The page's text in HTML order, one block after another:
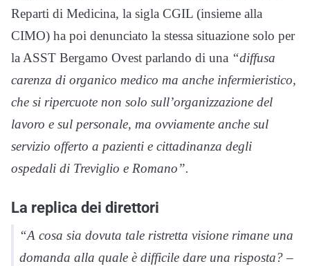
Reparti di Medicina, la sigla CGIL (insieme alla
CIMO) ha poi denunciato la stessa situazione solo per
la ASST Bergamo Ovest parlando di una “diffusa
carenza di organico medico ma anche infermieristico,
che si ripercuote non solo sull’organizzazione del
lavoro e sul personale, ma ovviamente anche sul
servizio offerto a pazienti e cittadinanza degli
ospedali di Treviglio e Romano”.
La replica dei direttori
“A cosa sia dovuta tale ristretta visione rimane una
domanda alla quale è difficile dare una risposta? –